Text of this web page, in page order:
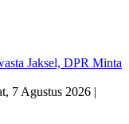
Jaksel, DPR Minta
7 Agustus 2026 |